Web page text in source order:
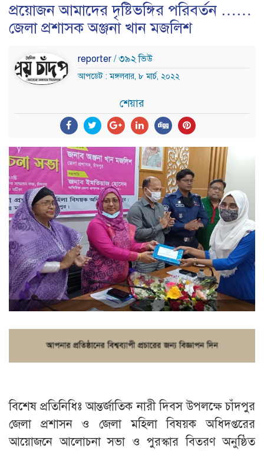
প্রয়োজন আমাদের দৃষ্টিভঙ্গির পরিবর্তন ……
জেলা প্রশাসক অঞ্জনা খান মজলিশ
reporter / ৩৯২ ভিউ
আপডেট : মঙ্গলবার, ৮ মার্চ, ২০২২
শেয়ার
বিশেষ প্রতিনিধিঃ আন্তর্জাতিক নারী দিবস উপলক্ষে চাঁদপুর
জেলা প্রশাসন ও জেলা মহিলা বিষয়ক অধিদপ্তরের
আয়োজনে আলোচনা সভা ও পুরস্কার বিতরণ অনুষ্ঠিত